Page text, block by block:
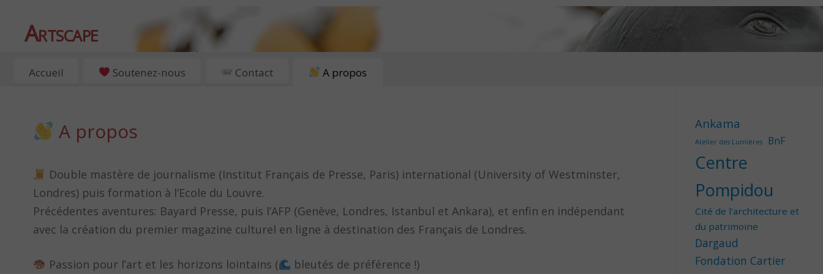
Artscape
EXPOSITIONS, ART ET CULTURE À PARIS
Accueil Soutenez-nous Contact A propos
A propos
Double mastère de journalisme (Institut Français de Presse, Paris) international (University of Westminster,
Londres) puis formation à l’Ecole du Louvre.
Précédentes aventures: Bayard Presse, puis l’AFP (Genève, Londres, Istanbul et Ankara), et enfin en indépendant
avec la création du premier magazine culturel en ligne à destination des Français de Londres.
Passion pour l’art et les horizons lointains ( bleutés de préférence !)
Ankama
Atelier des Lumières BnF
Centre
Pompidou
Cité de l'architecture et
du patrimoine
Dargaud
Fondation Cartier